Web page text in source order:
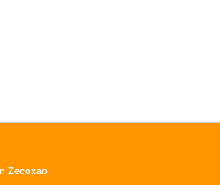
Zecoxao